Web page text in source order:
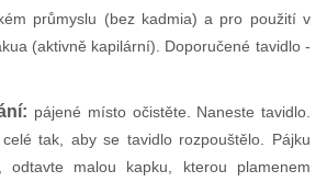
průmyslu (bez kadmia) a pro použití v
(aktivně kapilární). Doporučené tavidlo -
pájené místo očistěte. Naneste tavidlo.
tak, aby se tavidlo rozpouštělo. Pájku
odtavte malou kapku, kterou plamenem